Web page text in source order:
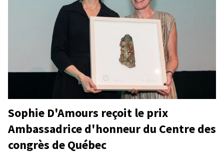
Sophie D'Amours reçoit le prix
Ambassadrice d'honneur du Centre des
congrès de Québec